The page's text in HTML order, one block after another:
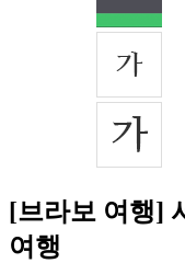
[브라보 여행]
여행